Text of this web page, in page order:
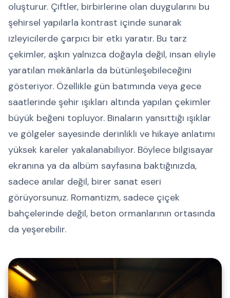
oluşturur. Çiftler, birbirlerine olan duygularını bu
şehirsel yapılarla kontrast içinde sunarak
izleyicilerde çarpıcı bir etki yaratır. Bu tarz
çekimler, aşkın yalnızca doğayla değil, insan eliyle
yaratılan mekânlarla da bütünleşebileceğini
gösteriyor. Özellikle gün batımında veya gece
saatlerinde şehir ışıkları altında yapılan çekimler
büyük beğeni topluyor. Binaların yansıttığı ışıklar
ve gölgeler sayesinde derinlikli ve hikaye anlatımı
yüksek kareler yakalanabiliyor. Böylece bilgisayar
ekranına ya da albüm sayfasına baktığınızda,
sadece anılar değil, birer sanat eseri
görüyorsunuz. Romantizm, sadece çiçek
bahçelerinde değil, beton ormanlarının ortasında
da yeşerebilir.